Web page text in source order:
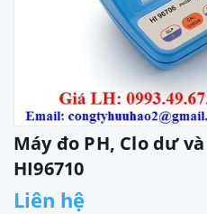
Máy đo PH, Clo dư
HI96710
Liên hệ